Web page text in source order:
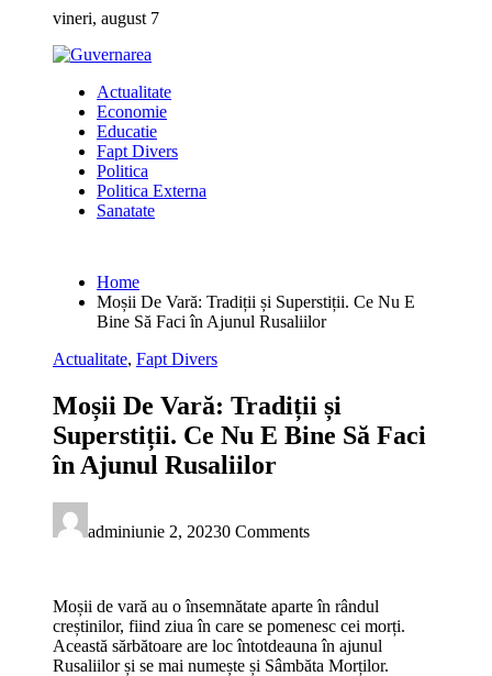
content
vineri, august 7
Actualitate
Economie
Educatie
Fapt Divers
Politica
Politica Externa
Sanatate
Home
Moșii De Vară: Tradiții și Superstiții. Ce Nu E
Bine Să Faci în Ajunul Rusaliilor
Actualitate, Fapt Divers
Moșii De Vară: Tradiții și
Superstiții. Ce Nu E Bine Să Faci
în Ajunul Rusaliilor
adminiunie 2, 20230 Comments
Moșii de vară au o însemnătate aparte în rândul
creștinilor, fiind ziua în care se pomenesc cei morți.
Această sărbătoare are loc întotdeauna în ajunul
Rusaliilor și se mai numește și Sâmbăta Morților.